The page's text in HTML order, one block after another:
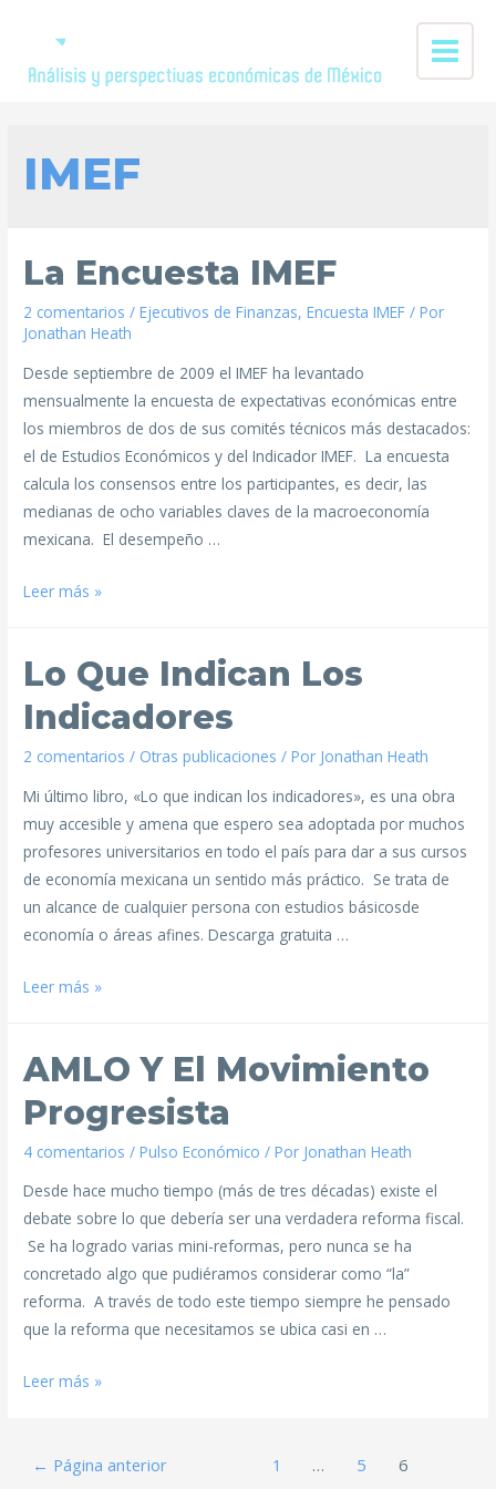
IMEF
La Encuesta IMEF
2 comentarios /Ejecutivos de Finanzas,Encuesta IMEF / Por
Jonathan Heath
Desde septiembre de 2009 el IMEF ha levantado
mensualmente la encuesta de expectativas económicas entre
los miembros de dos de sus comités técnicos más destacados:
el de Estudios Económicos y del Indicador IMEF. La encuesta
calcula los consensos entre los participantes, es decir, las
medianas de ocho variables claves de la macroeconomía
mexicana. El desempeño …
Leer más »
Lo Que Indican Los
Indicadores
2 comentarios / Otras publicaciones / Por Jonathan Heath
Mi último libro, «Lo que indican los indicadores», es una obra
muy accesible y amena que espero sea adoptada por muchos
profesores universitarios en todo el país para dar a sus cursos
de economía mexicana un sentido más práctico. Se trata de
un alcance de cualquier persona con estudios básicosde
economía o áreas afines. Descarga gratuita …
Leer más »
AMLO Y El Movimiento
Progresista
4 comentarios /Pulso Económico / Por Jonathan Heath
Desde hace mucho tiempo (más de tres décadas) existe el
debate sobre lo que debería ser una verdadera reforma fiscal.
Se ha logrado varias mini-reformas, pero nunca se ha
concretado algo que pudiéramos considerar como “la”
reforma. A través de todo este tiempo siempre he pensado
que la reforma que necesitamos se ubica casi en …
Leer más »
← Página anterior 1 … 5 6